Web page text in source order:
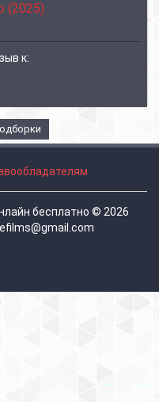
(2025)
к:
бесплатно © 2026